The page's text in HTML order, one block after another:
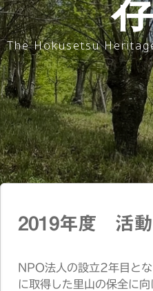
The Hokusetsu
2019年度 活動
NPO法人の設立2年目と
に取得した里山の保全に